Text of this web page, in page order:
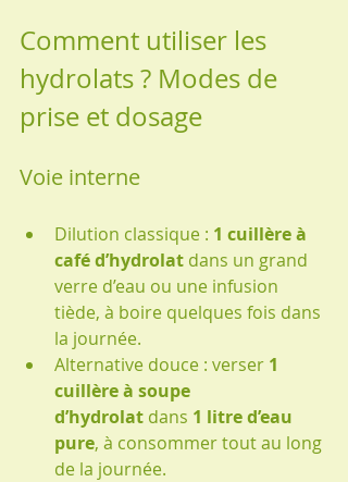
Comment utiliser les
hydrolats ? Modes de
prise et dosage
Voie interne
Dilution classique : 1 cuillère à
café d’hydrolat dans un grand
verre d’eau ou une infusion
tiède, à boire quelques fois dans
la journée.
Alternative douce : verser 1
cuillère à soupe
d’hydrolat dans 1 litre d’eau
pure, à consommer tout au long
de la journée.